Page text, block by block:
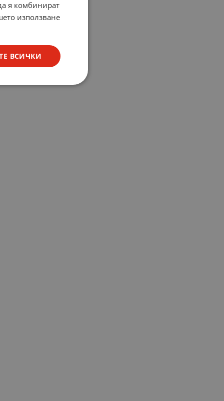
я комбинират
използване
ВСИЧКИ